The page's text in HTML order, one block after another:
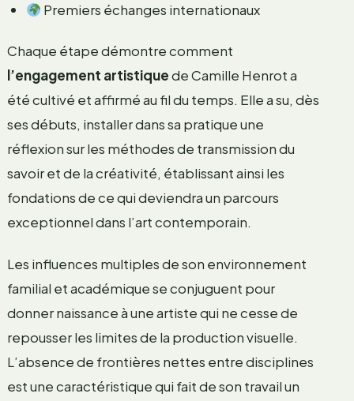
Premiers échanges internationaux
Chaque étape démontre comment
l’engagement artistiquede Camille Henrot a
été cultivé et affirmé au fil du temps. Elle a su, dès
ses débuts, installer dans sa pratique une
réflexion sur les méthodes de transmission du
savoir et de la créativité, établissant ainsi les
fondations de ce qui deviendra un parcours
exceptionnel dans l’art contemporain.
Les influences multiples de son environnement
familial et académique se conjuguent pour
donner naissance à une artiste qui ne cesse de
repousser les limites de la production visuelle.
L’absence de frontières nettes entre disciplines
est une caractéristique qui fait de son travail un